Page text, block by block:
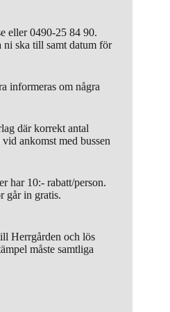
eller 0490-25 84 90.
ni ska till samt datum för
informeras om några
där korrekt antal
ankomst med bussen
har 10:- rabatt/person.
går in gratis.
Herrgården och lös
måste samtliga